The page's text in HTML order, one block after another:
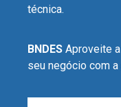
técnica.
BNDES Aproveite
seu negócio com